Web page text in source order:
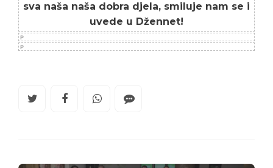
sva naša naša dobra djela, smiluje nam se i
uvede u Džennet!